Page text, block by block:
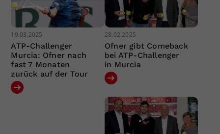
19.03.2025
ATP-Challenger
Murcia: Ofner nach
fast 7 Monaten
zurück auf der Tour
28.02.2025
Ofner gibt Comeback
bei ATP-Challenger
in Murcia